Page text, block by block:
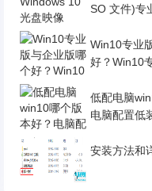
SO 文件)专
Win10专业
好？Win10
低配电脑
电脑配置低
安装方法和